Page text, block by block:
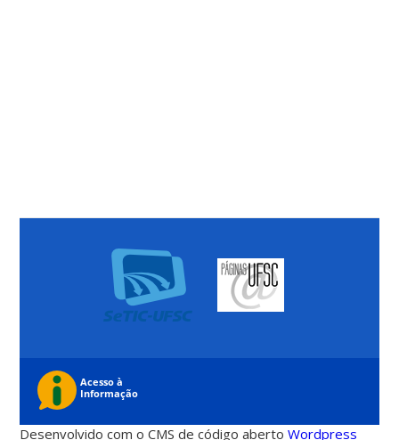
Desenvolvido com o CMS de código abertoWordpress